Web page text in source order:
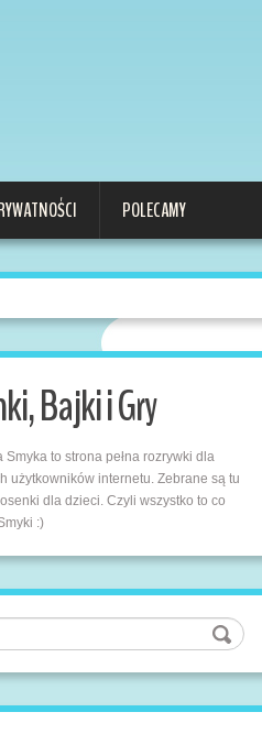
POLECAMY
Bajki i Gry
Smyka to strona pełna rozrywki dla
użytkowników internetu. Zebrane są tu
dla dzieci. Czyli wszystko to co
:)